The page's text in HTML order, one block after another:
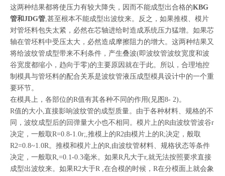
这两种结果都将使压力有较大降失，因而不能成型出合格的KBG
管和JDG管,甚至根本不能成型出波纹来。反之，如果推模、模片
对管坯料包失太紧，必然在芯轴进给时造成系统压力猛增。如果芯
轴在管坯料中受压太大，必然造成摩擦阻力的增大。这两种结果又
将给波纹管成型带来不利条件，产生叠波(即波纹管波纹宽度和波
谷宽度都缩小，趋向于零)的主要原因就在于此。所以，合理地控
制模具与管坯料的配合关系是波纹管液压成型模具设计中的一个重
要环节。
在模具上，各部位的R值有其各种不同的作用(见图8- 2)。
R值的大小,直接影响波纹管的成型质量。由于各种材料、规格的不
同，波纹成型后的回弹量大小也不相同。模片上的R由波纹管波谷r
决定，一般取R=0.8-1.0r;,推模上的R2由模片上的R;决定，般取
R2=0.8~1.0R。推模和模片上的R,由波纹管材料、规格状态等条件
决定，一般取R,=0.1-0.3毫米。如果R凡大于r,就无法按照要求直接
成型出波纹来。如果R2大于R ,在合模的时候，R在分模面上就会象